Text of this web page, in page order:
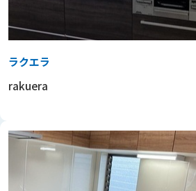
ラクエラ
rakuera